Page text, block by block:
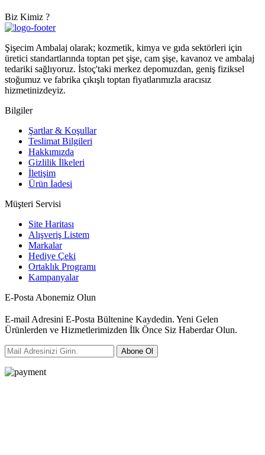
Biz Kimiz ?
Şişecim Ambalaj olarak; kozmetik, kimya ve gıda sektörleri için
üretici standartlarında toptan pet şişe, cam şişe, kavanoz ve ambalaj
tedariki sağlıyoruz. İstoç'taki merkez depomuzdan, geniş fiziksel
stoğumuz ve fabrika çıkışlı toptan fiyatlarımızla aracısız
hizmetinizdeyiz.
Bilgiler
Şartlar & Koşullar
Teslimat Bilgileri
Hakkımızda
Gizlilik İlkeleri
İletişim
Ürün İadesi
Müşteri Servisi
Site Haritası
Alışveriş Listem
Markalar
Hediye Çeki
Ortaklık Programı
Kampanyalar
E-Posta Abonemiz Olun
E-mail Adresini E-Posta Bültenine Kaydedin. Yeni Gelen
Ürünlerden ve Hizmetlerimizden İlk Önce Siz Haberdar Olun.
Abone Ol